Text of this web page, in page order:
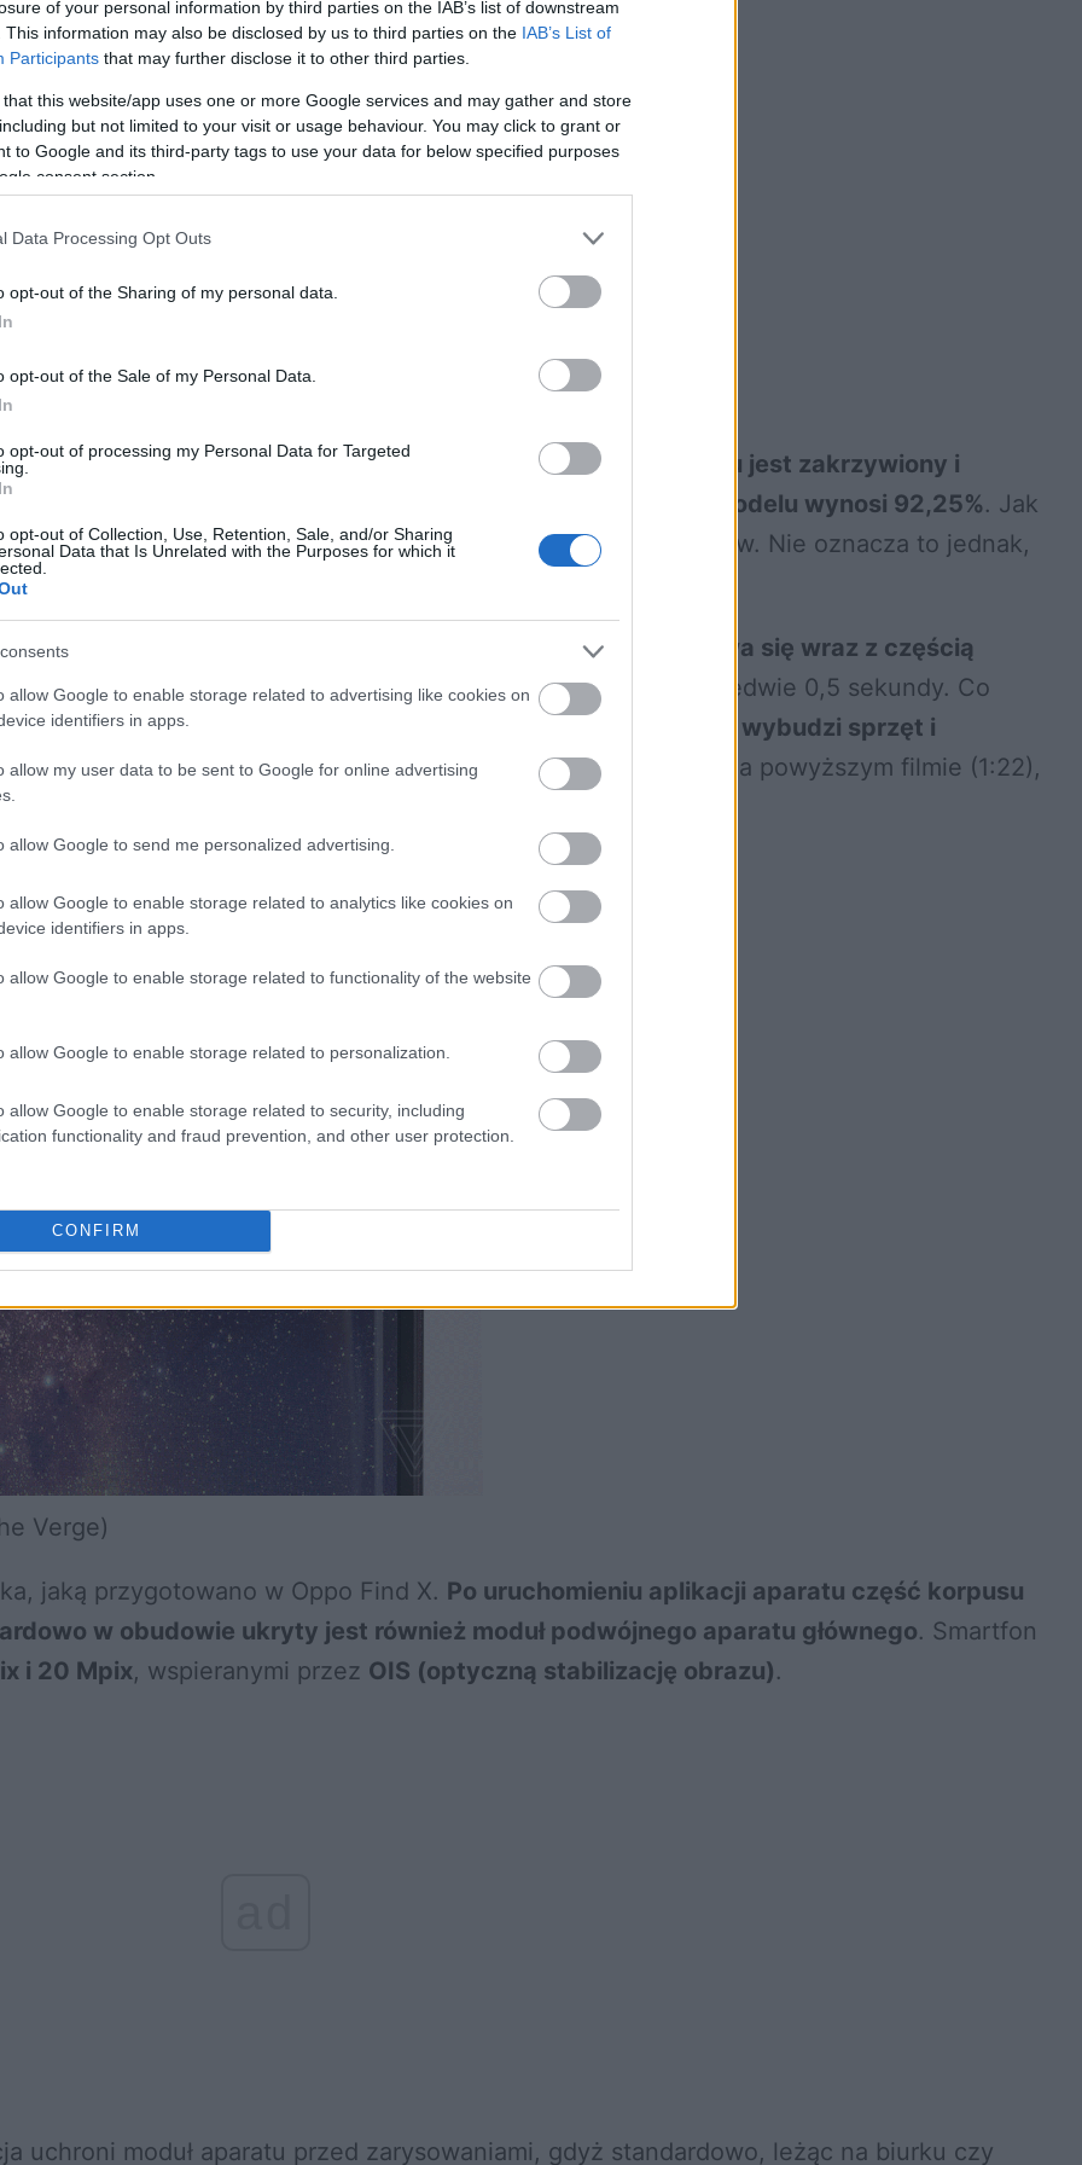
of your personal information by third parties on the IAB’s list of downstream
This information may also be disclosed by us to third parties on the IAB’s List of
Participants that may further disclose it to other third parties.
that this website/app uses one or more Google services and may gather and store
but not limited to your visit or usage behaviour. You may click to grant or
to Google and its third-party tags to use your data for below specified purposes
consent section.
Data Processing Opt Outs
opt-out of the Sharing of my personal data.
opt-out of the Sale of my Personal Data.
opt-out of processing my Personal Data for Targeted
opt-out of Collection, Use, Retention, Sale, and/or Sharing
Data that Is Unrelated with the Purposes for which it
allow Google to enable storage related to advertising like cookies on
identifiers in apps.
allow my user data to be sent to Google for online advertising
allow Google to send me personalized advertising.
allow Google to enable storage related to analytics like cookies on
identifiers in apps.
allow Google to enable storage related to functionality of the website
allow Google to enable storage related to personalization.
allow Google to enable storage related to security, including
functionality and fraud prevention, and other user protection.
CONFIRM
ad
o przekątnej 6,4 cala i rozdzielczości 1080p, który w dodatku jest zakrzywiony i
że współczynnik screen-to-body ratio w przypadku tego modelu wynosi 92,25%. Jak
materiałach, nigdzie nie widać kamerki do selfie i wideorozmów. Nie oznacza to jednak,
wyposażeniu Oppo Find X. Ma rozdzielczość 25 Mpix i w
ysuwa się wraz z częścią
się na aparat przedni. I robi to dość szybko – w zaledwie 0,5 sekundy. Co
twarzy. W jaki sposób? Ano w taki, że
kiedy użytkownik wybudzi sprzęt i
się wysunie, aby rozpoznać jego twarz. Jak widać na powyższym filmie (1:22),
Verge)
jaką przygotowano w Oppo Find X. Po uruchomieniu aplikacji aparatu część korpusu
w obudowie ukryty jest również moduł podwójnego aparatu głównego. Smartfon
i 20 Mpix, wspieranymi przez OIS (optyczną stabilizację obrazu).
uchroni moduł aparatu przed zarysowaniami, gdyż standardowo, leżąc na biurku czy